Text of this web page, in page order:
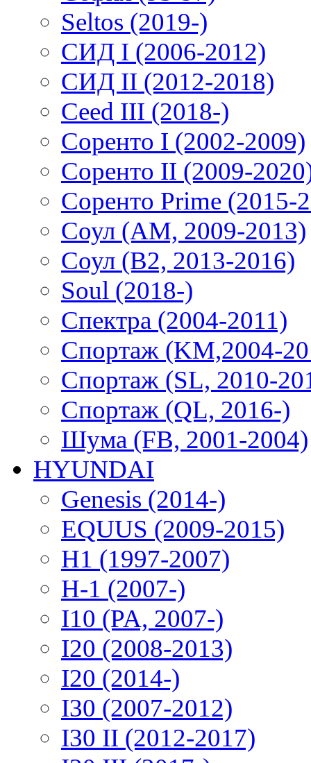
Seltos (2019-)
СИД I (2006-2012)
СИД II (2012-2018)
Ceed III (2018-)
Соренто I (2002-2009)
Соренто II (2009-
Соренто Prime (2015-
Соул (AM, 2009-2013)
Соул (B2, 2013-2016)
Soul (2018-)
Спектра (2004-2011)
Спортаж (KM,2004-
Спортаж (SL, 2010-
Спортаж (QL, 2016-)
Шума (FB, 2001-2004)
HYUNDAI
Genesis (2014-)
EQUUS (2009-2015)
H1 (1997-2007)
H-1 (2007-)
I10 (PA, 2007-)
I20 (2008-2013)
I20 (2014-)
I30 (2007-2012)
I30 II (2012-2017)